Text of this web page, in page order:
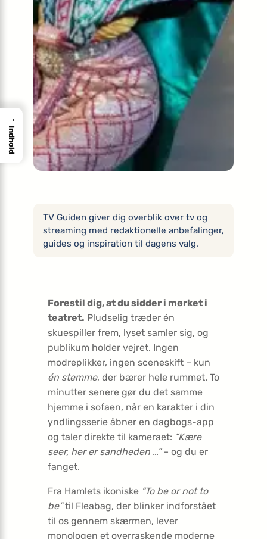
TV Guiden giver dig overblik over tv og
streaming med redaktionelle anbefalinger,
guides og inspiration til dagens valg.
Forestil dig, at du sidder i mørket i
teatret. Pludselig træder én
skuespiller frem, lyset samler sig, og
publikum holder vejret. Ingen
modreplikker, ingen scene­skift – kun
én stemme, der bærer hele rummet. To
minutter senere gør du det samme
hjemme i sofaen, når en karakter i din
yndlingsserie åbner en dagbogs-app
og taler direkte til kameraet: “Kære
seer, her er sandheden …”– og du er
fanget.
Fra Hamlets ikoniske “To be or not to
be”til Fleabag, der blinker indforstået
til os gennem skærmen, lever
monologen et overraskende moderne
→
Indhold